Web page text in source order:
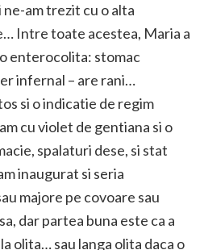
am trezit cu o alta
Intre toate acestea, Maria a
enterocolita: stomac
infernal – are rani…
si o indicatie de regim
cu violet de gentiana si o
spalaturi dese, si stat
inaugurat si seria
majore pe covoare sau
dar partea buna este ca a
olita… sau langa olita daca o